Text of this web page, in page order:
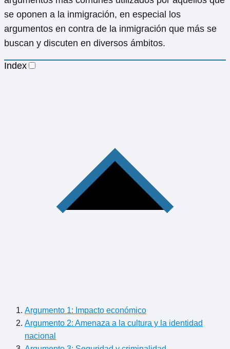
se oponen a la inmigración, en especial los
argumentos en contra de la inmigración que más se
buscan y discuten en diversos ámbitos.
Index
Argumento 1: Impacto económico
Argumento 2: Amenaza a la cultura y la identidad
nacional